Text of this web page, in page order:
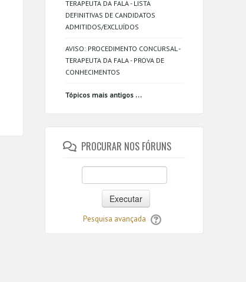
TERAPEUTA DA FALA - LISTA
DEFINITIVAS DE CANDIDATOS
ADMITIDOS/EXCLUÍDOS
AVISO: PROCEDIMENTO CONCURSAL -
TERAPEUTA DA FALA - PROVA DE
CONHECIMENTOS
Tópicos mais antigos ...
PROCURAR NOS FÓRUNS
Executar
Pesquisa avançada